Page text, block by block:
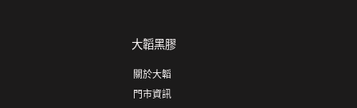
大韜黑膠
關於大韜
門市資訊